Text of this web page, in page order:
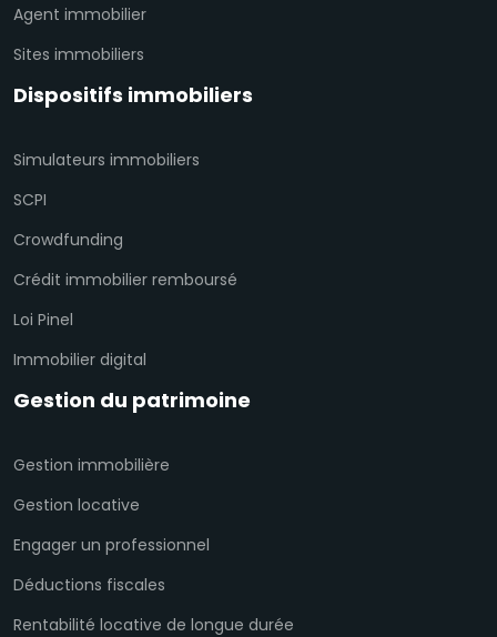
Agent immobilier
Sites immobiliers
Dispositifs immobiliers
Simulateurs immobiliers
SCPI
Crowdfunding
Crédit immobilier remboursé
Loi Pinel
Immobilier digital
Gestion du patrimoine
Gestion immobilière
Gestion locative
Engager un professionnel
Déductions fiscales
Rentabilité locative de longue durée